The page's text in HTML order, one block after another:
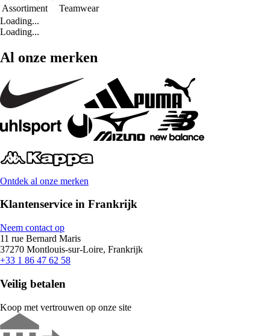
Assortiment
Teamwear
Loading...
Loading...
Al onze merken
Ontdek al onze merken
Klantenservice in Frankrijk
Neem contact op
11 rue Bernard Maris
37270 Montlouis-sur-Loire, Frankrijk
+33 1 86 47 62 58
Veilig betalen
Koop met vertrouwen op onze site